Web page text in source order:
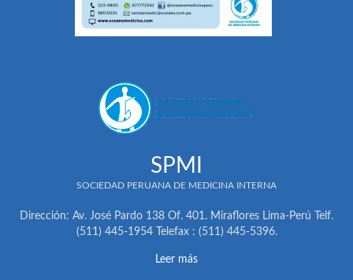
SPMI
SOCIEDAD PERUANA DE MEDICINA INTERNA
Dirección: Av. José Pardo 138 Of. 401. Miraflores Lima-Perú Telf.
(511) 445-1954 Telefax : (511) 445-5396.
Leer más